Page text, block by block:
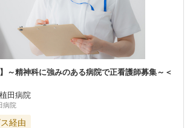
～精神科に強みのある病院で正看護師募集～＜
田病院
病院
経由